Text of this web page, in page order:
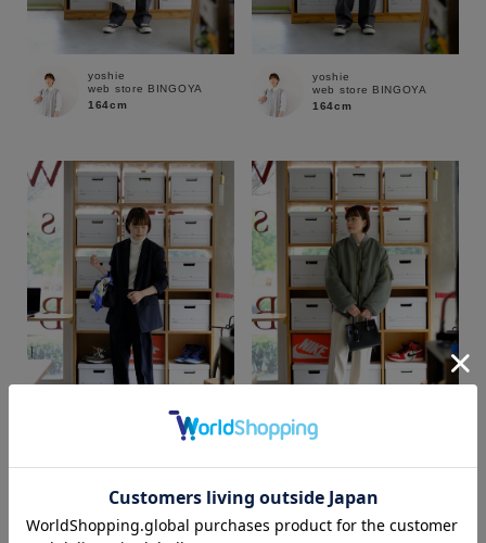
yoshie
web store BINGOYA
164cm
yoshie
web store BINGOYA
164cm
web store BINGOYA
164cm